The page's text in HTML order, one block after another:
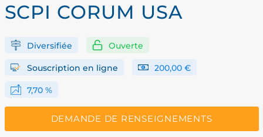
SCPI CORUM USA
Diversifiée Ouverte
Souscription en ligne 200,00 €
7,70 %
DEMANDE DE RENSEIGNEMENTS